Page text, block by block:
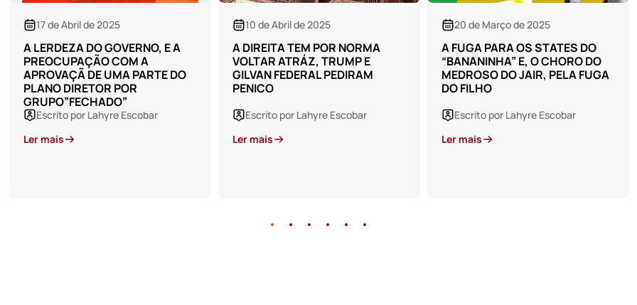
10 de Abril de 2025
A DIREITA TEM POR NORMA
VOLTAR ATRÁZ, TRUMP E
GILVAN FEDERAL PEDIRAM
PENICO
Escrito por Lahyre Escobar
Ler mais
20 de Março de 2025
A FUGA PARA OS STATES DO
“BANANINHA” E, O CHORO DO
MEDROSO DO JAIR, PELA FUGA
DO FILHO
Escrito por Lahyre Escobar
Ler mais